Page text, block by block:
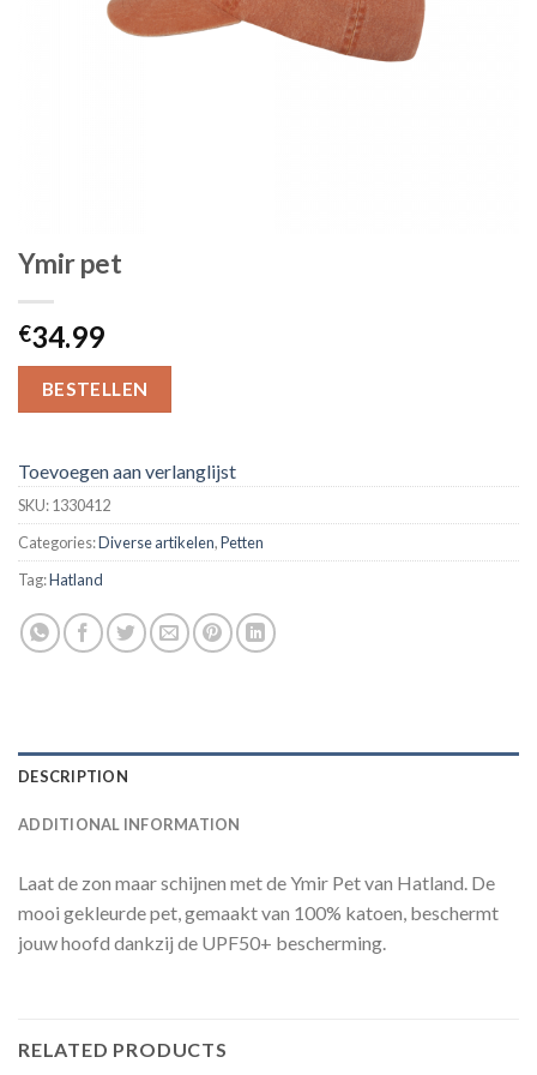
Ymir pet
€34.99
BESTELLEN
Toevoegen aan verlanglijst
SKU:1330412
Categories:Diverse artikelen,Petten
Tag:Hatland
DESCRIPTION
ADDITIONAL INFORMATION
Laat de zon maar schijnen met de Ymir Pet van Hatland. De
mooi gekleurde pet, gemaakt van 100% katoen, beschermt
jouw hoofd dankzij de UPF50+ bescherming.
RELATED PRODUCTS